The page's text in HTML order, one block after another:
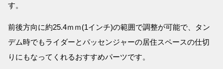
す。
前後方向に約25.4ｍｍ(1インチ)の範囲で調整が可能で、タン
デム時でもライダーとパッセンジャーの居住スペースの仕切
りにもなってくれるおすすめパーツです。